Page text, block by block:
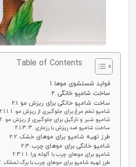
Table of Contents
فواید شستشوی موها
ساخت شامپو خانگی
ساخت شامپو خانگی برای ریزش مو
1. شامپو تخم مرغ برای جلوگیری از ریزش مو
2. شامپو شیر و نارگیل برای جلوگیری از ریزش مو
3. ساخت شامپو ضد ریزش با رزماری
طرز تهیه شامپو برای موهای خشک
شامپو خانگی برای موهای چرب
1. شامپو برای موهای چرب با آلوئه ورا
2. طرز تهیه شامپو برای موهای چرب با برگ تمشک